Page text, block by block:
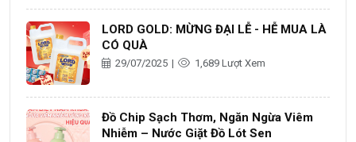
LORD GOLD: MỪNG ĐẠI LỄ - HỄ MUA LÀ
CÓ QUÀ
29/07/2025 | 1,689 Lượt Xem
Đồ Chip Sạch Thơm, Ngăn Ngừa Viêm
Nhiễm – Nước Giặt Đồ Lót Sen